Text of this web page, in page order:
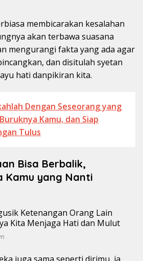
membicarakan kesalahan
akan terbawa suasana
mengurangi fakta yang ada agar
dan disitulah syetan
hati danpikiran kita.
Dengan Seseorang yang
Kamu, dan Siap
Tulus
Bisa Berbalik,
Kamu yang Nanti